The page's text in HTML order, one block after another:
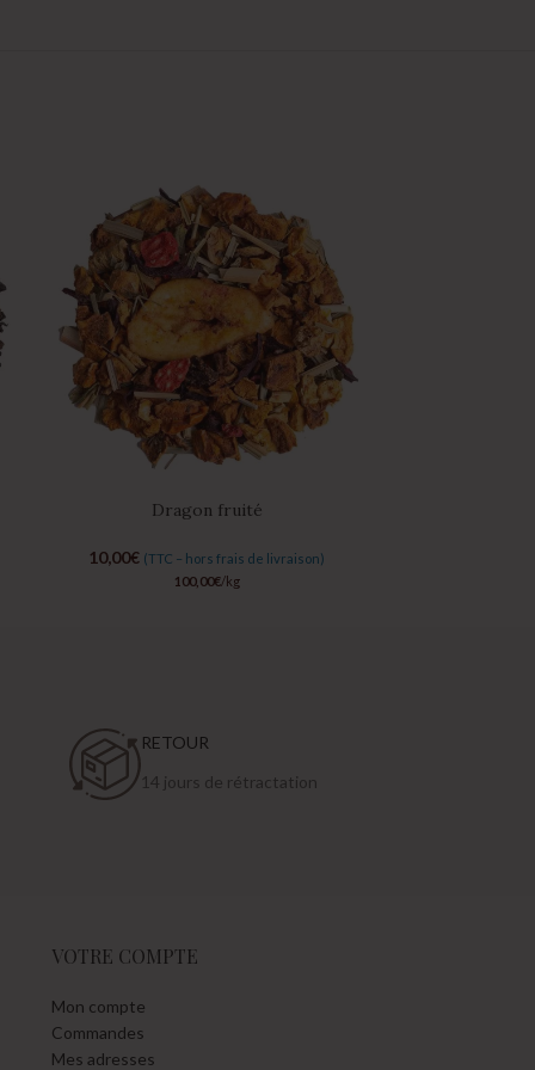
Dragon fruité
10,00€ (TTC – hors frais de livraison)
100,00€/kg
RETOUR
14 jours de rétractation
VOTRE COMPTE
Mon compte
Commandes
Mes adresses